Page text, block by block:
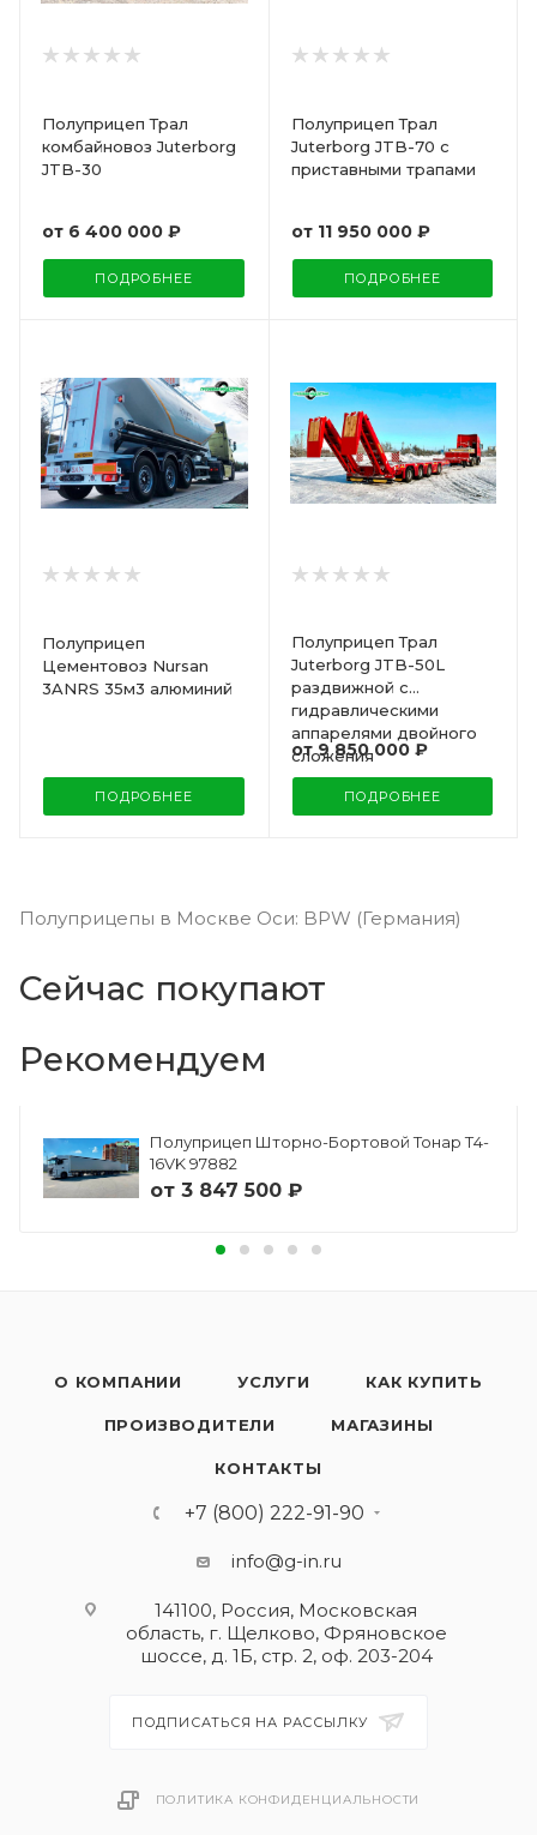
Полуприцеп Трал
комбайновоз Juterborg
JTB-30
от 6 400 000 ₽
ПОДРОБНЕЕ
Полуприцеп Трал
Juterborg JTB-70 с
приставными трапами
от 11 950 000 ₽
ПОДРОБНЕЕ
Полуприцеп
Цементовоз Nursan
3ANRS 35м3 алюминий
ПОДРОБНЕЕ
Полуприцеп Трал
Juterborg JTB-50L
раздвижной с
гидравлическими
аппарелями двойного
сложения
от9 850 000 ₽
ПОДРОБНЕЕ
Полуприцепы в Москве Оси: BPW (Германия)
Сейчас покупают
Рекомендуем
Полуприцеп Шторно-Бортовой Тонар Т4-
16VK 97882
от 3 847 500 ₽
О КОМПАНИИ УСЛУГИ КАК КУПИТЬ
ПРОИЗВОДИТЕЛИ МАГАЗИНЫ
КОНТАКТЫ
+7 (800) 222-91-90
info@g-in.ru
141100, Россия, Московская
область, г. Щелково, Фряновское
шоссе, д. 1Б, стр. 2, оф. 203-204
ПОДПИСАТЬСЯ НА РАССЫЛКУ
ПОЛИТИКА КОНФИДЕНЦИАЛЬНОСТИ